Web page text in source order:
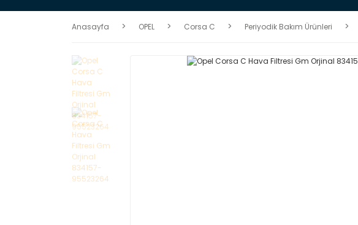
Anasayfa OPEL Corsa C Periyodik Bakım Ürünleri